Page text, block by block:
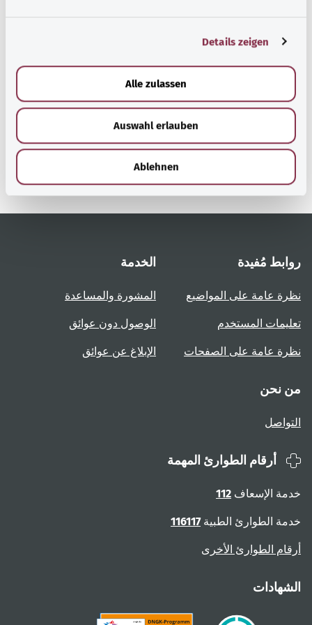
Details zeigen
Alle zulassen
Auswahl erlauben
Ablehnen
الربحية بالنيابة عن الوزارة الاتحادية للصحة (BMG).
gesund.bund.de
وزارة الصحة الاتحادية.
روابط مُفيدة
نظرة عامة على المواضيع
تعليمات المستخدم
نظرة عامة على الصفحات
الخدمة
المشورة والمساعدة
الوصول دون عوائق
الإبلاغ عن عوائق
من نحن
التواصل
أرقام الطوارئ المهمة
خدمة الإسعاف 112
خدمة الطوارئ الطبية116117
أرقام الطوارئ الأخرى
الشهادات